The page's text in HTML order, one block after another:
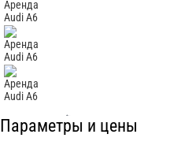
Параметры и цены